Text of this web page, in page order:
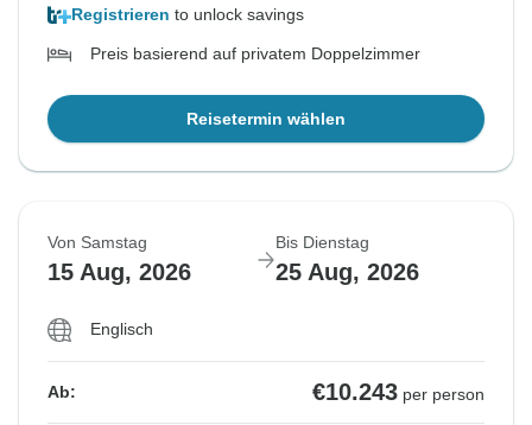
Registrieren to unlock savings
Preis basierend auf privatem Doppelzimmer
Reisetermin wählen
Von Samstag
15 Aug, 2026
Bis Dienstag
25 Aug, 2026
Englisch
Ab: €10.243 per person